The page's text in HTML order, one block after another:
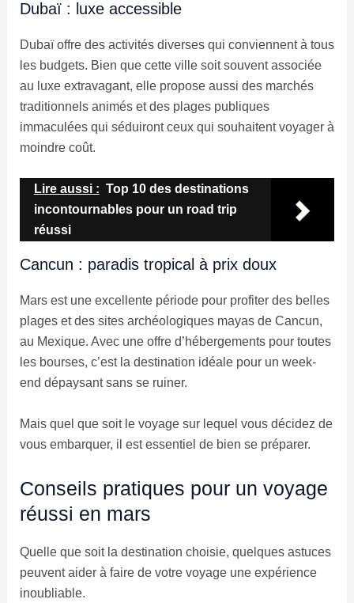
Dubaï : luxe accessible
Dubaï offre des activités diverses qui conviennent à tous
les budgets. Bien que cette ville soit souvent associée
au luxe extravagant, elle propose aussi des marchés
traditionnels animés et des plages publiques
immaculées qui séduiront ceux qui souhaitent voyager à
moindre coût.
Lire aussi : Top 10 des destinations
incontournables pour un road trip
réussi
Cancun : paradis tropical à prix doux
Mars est une excellente période pour profiter des belles
plages et des sites archéologiques mayas de Cancun,
au Mexique. Avec une offre d’hébergements pour toutes
les bourses, c’est la destination idéale pour un week-
end dépaysant sans se ruiner.
Mais quel que soit le voyage sur lequel vous décidez de
vous embarquer, il est essentiel de bien se préparer.
Conseils pratiques pour un voyage
réussi en mars
Quelle que soit la destination choisie, quelques astuces
peuvent aider à faire de votre voyage une expérience
inoubliable.